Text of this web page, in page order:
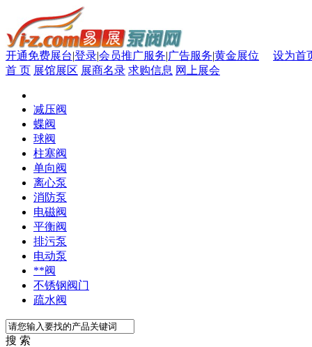
开通免费展台|登录|会员推广服务|广告服务|黄金展位
设为首
首 页 展馆展区 展商名录 求购信息 网上展会
减压阀
蝶阀
球阀
柱塞阀
单向阀
离心泵
消防泵
电磁阀
平衡阀
排污泵
电动泵
**阀
不锈钢阀门
疏水阀
搜 索